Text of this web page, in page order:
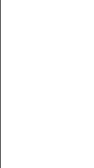
uit eigen
jasje-dasje of
Bij Bistronoom
te genieten en te
op het zonnige
te ontvangen en je
Kruittorenweg 13 in
Podium
is het tijd voor
voor